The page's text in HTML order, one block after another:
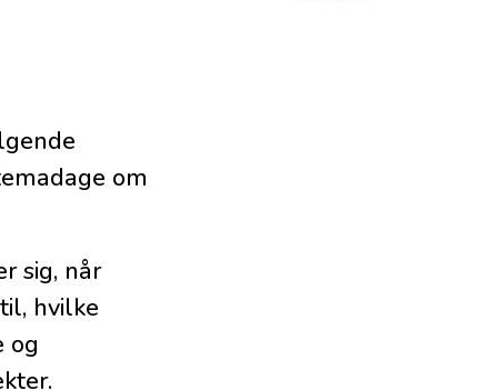
om
sig, når
hvilke
og